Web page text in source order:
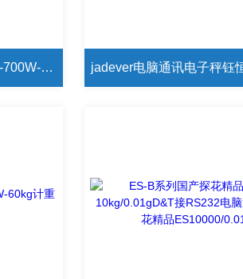
jadever钰恒RS485通讯JWI-700W-60kg/2g带mobbus协议电子秤